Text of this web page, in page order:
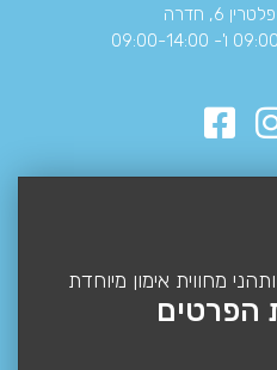
6, חדרה
מחווית אימון מיוחדת
הפרטים